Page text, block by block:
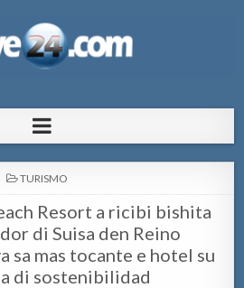
pa Aruba
POSTED
TURISMO
Resort a ricibi bishita
di Suisa den Reino
sa mas tocante e hotel su
di sostenibilidad